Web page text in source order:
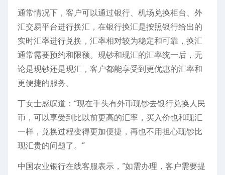
通常情况下，客户可以通过银行、机场兑换柜台、外
汇交易平台进行换汇，在银行换汇是按照银行给出的
实时汇率进行兑换，汇率相对较为稳定和可靠，换汇
通常需要预约和限额。现钞和现汇的汇率统一后，无
论是现钞还是现汇，客户都能享受到更优惠的汇率和
更便捷的服务。
丁女士感叹道：“现在手头有外币现钞去银行兑换人民
币，可以享受到比以前更高的汇率，买入价也和现汇
一样，兑换过程变得更加便捷，再也不用担心现钞比
现汇贵的问题了。”
中国农业银行在线客服表示，“如需办理，客户需要提